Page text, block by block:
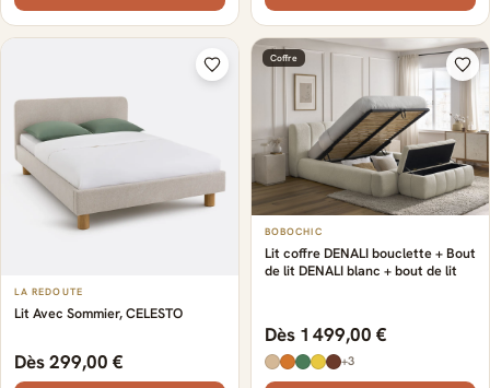
LA REDOUTE
Lit Avec Sommier, CELESTO
Dès 299,00 €
Coffre
BOBOCHIC
Lit coffre DENALI bouclette + Bout
de lit DENALI blanc + bout de lit
Dès 1 499,00 €
+3